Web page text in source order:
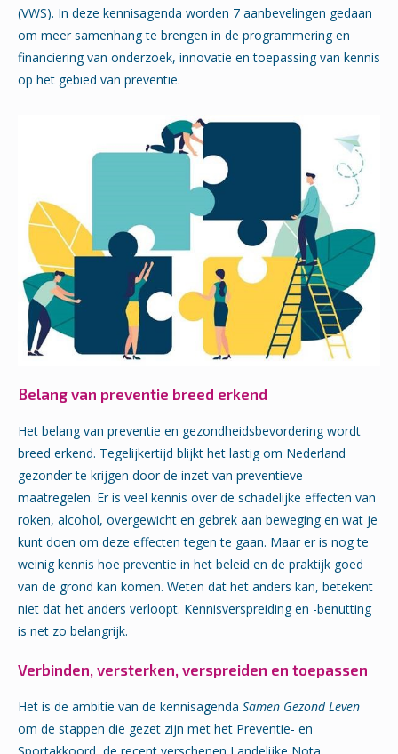
(VWS). In deze kennisagenda worden 7 aanbevelingen gedaan
om meer samenhang te brengen in de programmering en
financiering van onderzoek, innovatie en toepassing van kennis
op het gebied van preventie.
Belang van preventie breed erkend
Het belang van preventie en gezondheidsbevordering wordt
breed erkend. Tegelijkertijd blijkt het lastig om Nederland
gezonder te krijgen door de inzet van preventieve
maatregelen. Er is veel kennis over de schadelijke effecten van
roken, alcohol, overgewicht en gebrek aan beweging en wat je
kunt doen om deze effecten tegen te gaan. Maar er is nog te
weinig kennis hoe preventie in het beleid en de praktijk goed
van de grond kan komen. Weten dat het anders kan, betekent
niet dat het anders verloopt. Kennisverspreiding en -benutting
is net zo belangrijk.
Verbinden, versterken, verspreiden en toepassen
Het is de ambitie van de kennisagenda Samen Gezond Leven
om de stappen die gezet zijn met het Preventie- en